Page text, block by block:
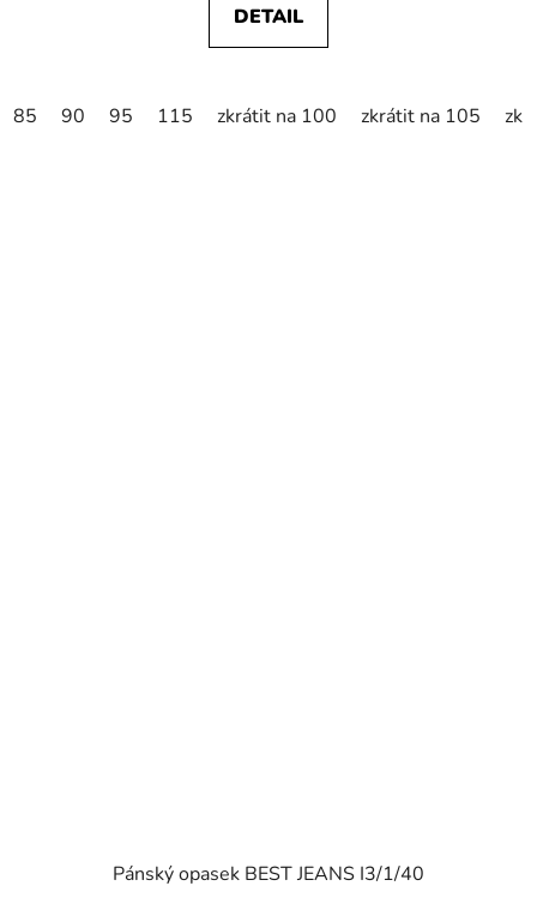
DETAIL
85 90 95 115 zkrátit na 100 zkrátit na 105
Pánský opasek BEST JEANS I3/1/40